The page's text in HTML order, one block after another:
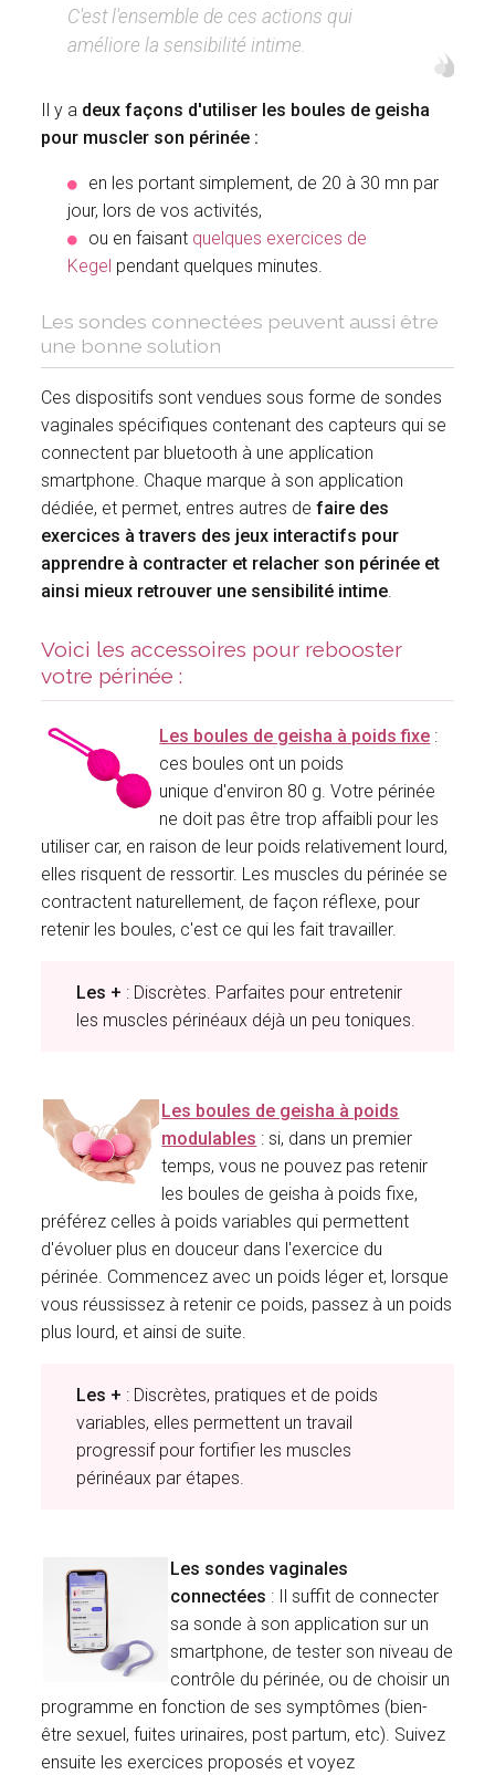
C'est l'ensemble de ces actions qui
améliore la sensibilité intime.
Il y a deux façons d'utiliser les boules de geisha
pour muscler son périnée :
en les portant simplement, de 20 à 30 mn par
jour, lors de vos activités,
ou en faisant quelques exercices de
Kegel pendant quelques minutes.
Les sondes connectées peuvent aussi être
une bonne solution
Ces dispositifs sont vendues sous forme de sondes
vaginales spécifiques contenant des capteurs qui se
connectent par bluetooth à une application
smartphone. Chaque marque à son application
dédiée, et permet, entres autres defaire des
exercices à travers des jeux interactifs pour
apprendre à contracter et relacher son périnée et
ainsi mieux retrouver une sensibilité intime
Voici les accessoires pour rebooster
votre périnée :
Les boules de geisha à poids fixe :
ces boules ont un poids
unique d'environ 80 g. Votre périnée
ne doit pas être trop affaibli pour les
utiliser car, en raison de leur poids relativement lourd,
elles risquent de ressortir. Les muscles du périnée se
contractent naturellement, de façon réflexe, pour
retenir les boules, c'est ce qui les fait travailler.
Les + : Discrètes. Parfaites pour entretenir
les muscles périnéaux déjà un peu toniques.
Les boules de geisha à poids
modulables : si, dans un premier
temps, vous ne pouvez pas retenir
les boules de geisha à poids fixe,
préférez celles à poids variables qui permettent
d'évoluer plus en douceur dans l'exercice du
périnée. Commencez avec un poids léger et, lorsque
vous réussissez à retenir ce poids, passez à un poids
plus lourd, et ainsi de suite.
Les + : Discrètes, pratiques et de poids
variables, elles permettent un travail
progressif pour fortifier les muscles
périnéaux par étapes.
Les sondes vaginales
connectées : Il suffit de connecter
sa sonde à son application sur un
smartphone, de tester son niveau de
contrôle du périnée, ou de choisir un
programme en fonction de ses symptômes (bien-
être sexuel, fuites urinaires, post partum, etc). Suivez
ensuite les exercices proposés et voyez